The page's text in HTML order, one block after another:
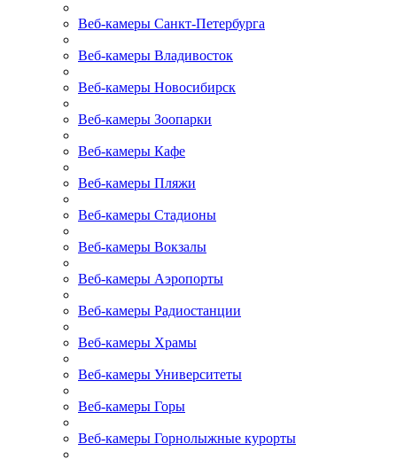
Веб-камеры Санкт-Петербурга
Веб-камеры Владивосток
Веб-камеры Новосибирск
Веб-камеры Зоопарки
Веб-камеры Кафе
Веб-камеры Пляжи
Веб-камеры Стадионы
Веб-камеры Вокзалы
Веб-камеры Аэропорты
Веб-камеры Радиостанции
Веб-камеры Храмы
Веб-камеры Университеты
Веб-камеры Горы
Веб-камеры Горнолыжные курорты